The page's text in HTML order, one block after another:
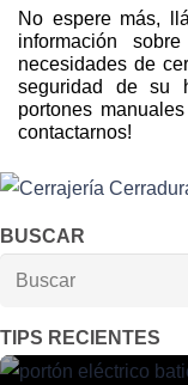
No espere más,
información
necesidades de
seguridad de su
portones
contactarnos!
BUSCAR
TIPS RECIENTES